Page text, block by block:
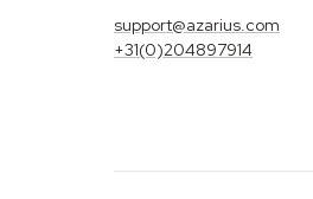
support@azarius.com
+31(0)204897914